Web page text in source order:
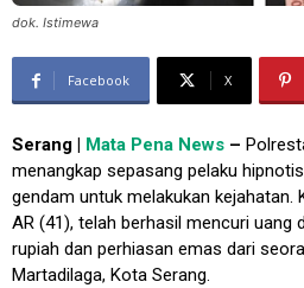
dok. Istimewa
Facebook X
Serang | Mata Pena News –
menangkap sepasang pelaku
gendam untuk melakukan kejahatan.
AR (41), telah berhasil mencuri uang
rupiah dan perhiasan emas dari
Martadilaga, Kota Serang.